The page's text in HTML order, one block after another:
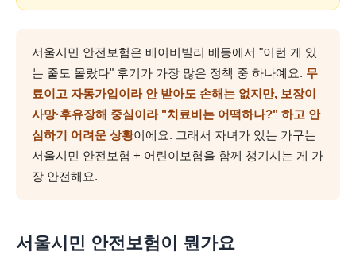
서울시민 안전보험은 베이비빌리 베동에서 "이런 게 있
는 줄도 몰랐다" 후기가 가장 많은 정책 중 하나예요. 무
료이고 자동가입이라 안 받아도 손해는 없지만, 보장이
사망·후유장해 중심이라 "치료비는 어떡하나?" 하고 안
심하기 어려운 상황이에요. 그래서 자녀가 있는 가구는
서울시민 안전보험 + 어린이보험을 함께 챙기시는 게 가
장 안전해요.
서울시민 안전보험이 뭔가요